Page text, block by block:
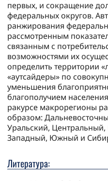
первых, и сокращение
федеральных округов.
ранжирования
рассмотренным
связанным с
возможностями их
определить территории
«аутсайдеры» по
уменьшения
благополучием
ракурсе макрорегионы
образом:
Уральский,
Западный, Южный и
Литература: